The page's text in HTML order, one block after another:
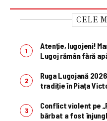
CELE
Atenție, lugojeni!
Lugoj rămân fără
Ruga Lugojană
tradiție în Piața
Conflict violent pe
bărbat a fost